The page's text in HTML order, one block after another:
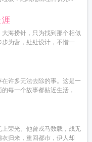
海捞针，只为找到那个相似
为营，处处设计，不惜一
许多无法去除的事。这是一
每一个故事都贴近生活，
荣光。他曾戎马数载，战无
归来，重回都市，伊人却